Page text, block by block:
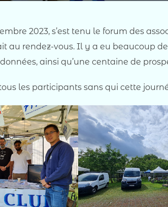
2023, s’est tenu le forum des
au rendez-vous. Il y a eu beaucoup
ainsi qu’une centaine de
les participants sans qui cette